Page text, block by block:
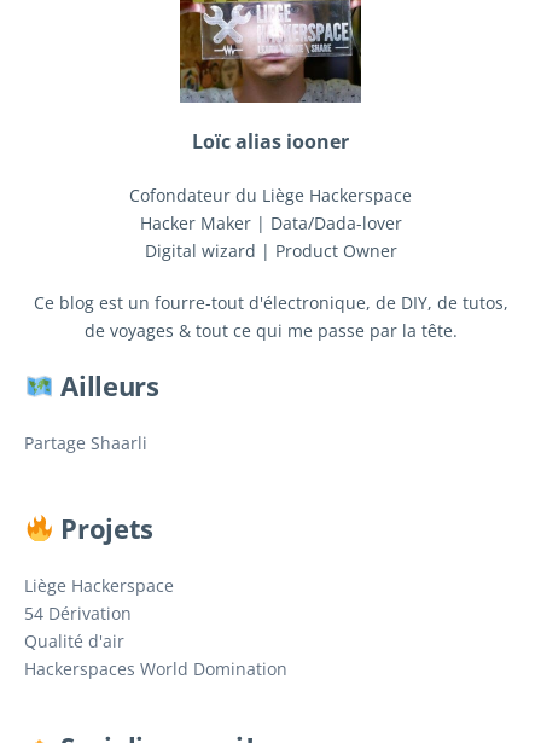
Loïc alias iooner
Cofondateur du Liège Hackerspace
Hacker Maker | Data/Dada-lover
Digital wizard | Product Owner
Ce blog est un fourre-tout d'électronique, de DIY, de tutos,
de voyages & tout ce qui me passe par la tête.
Ailleurs
Partage Shaarli
Projets
Liège Hackerspace
54 Dérivation
Qualité d'air
Hackerspaces World Domination